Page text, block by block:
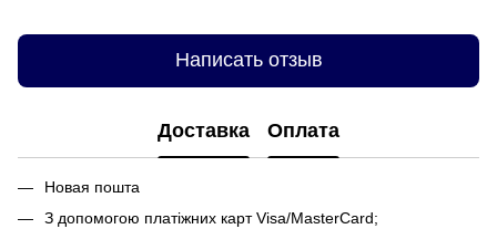
Написать отзыв
Доставка Оплата
Новая пошта
З допомогою платіжних карт Visa/MasterCard;